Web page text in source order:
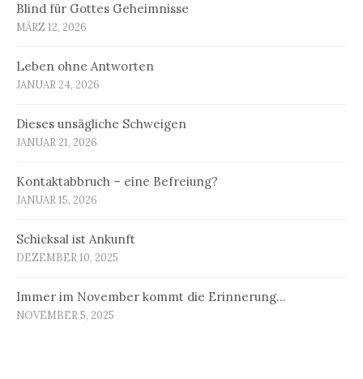
Blind für Gottes Geheimnisse
MÄRZ 12, 2026
Leben ohne Antworten
JANUAR 24, 2026
Dieses unsägliche Schweigen
JANUAR 21, 2026
Kontaktabbruch – eine Befreiung?
JANUAR 15, 2026
Schicksal ist Ankunft
DEZEMBER 10, 2025
Immer im November kommt die Erinnerung…
NOVEMBER 5, 2025